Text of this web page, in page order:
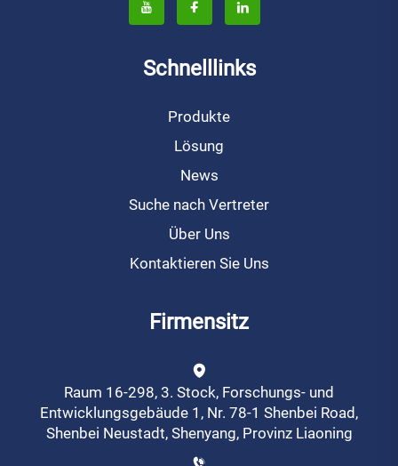
Schnelllinks
Produkte
Lösung
News
Suche nach Vertreter
Über Uns
Kontaktieren Sie Uns
Firmensitz
Raum 16-298, 3. Stock, Forschungs- und
Entwicklungsgebäude 1, Nr. 78-1 Shenbei Road,
Shenbei Neustadt, Shenyang, Provinz Liaoning